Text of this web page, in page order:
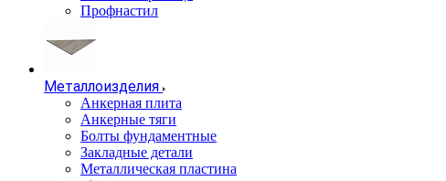
Профнастил
Металлоизделия
Анкерная плита
Анкерные тяги
Болты фундаментные
Закладные детали
Металлическая пластина